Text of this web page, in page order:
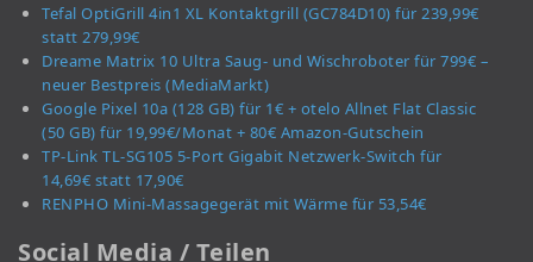
Tefal OptiGrill 4in1 XL Kontaktgrill (GC784D10) für 239,99€
statt 279,99€
Dreame Matrix 10 Ultra Saug- und Wischroboter für 799€ –
neuer Bestpreis (MediaMarkt)
Google Pixel 10a (128 GB) für 1€ + otelo Allnet Flat Classic
(50 GB) für 19,99€/Monat + 80€ Amazon-Gutschein
TP-Link TL-SG105 5-Port Gigabit Netzwerk-Switch für
14,69€ statt 17,90€
RENPHO Mini-Massagegerät mit Wärme für 53,54€
Social Media / Teilen